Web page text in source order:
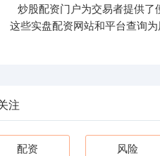
炒股配资门户为交易者提供
这些实盘配资网站和平台查询
注
配资 风险